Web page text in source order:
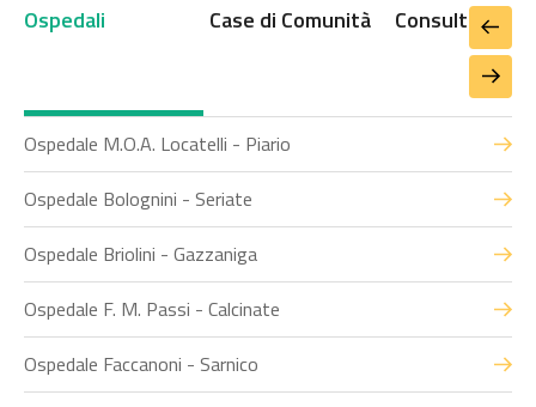
Ospedali Case di Comunità Consultori
Ospedale M.O.A. Locatelli - Piario
Ospedale Bolognini - Seriate
Ospedale Briolini - Gazzaniga
Ospedale F. M. Passi - Calcinate
Ospedale Faccanoni - Sarnico